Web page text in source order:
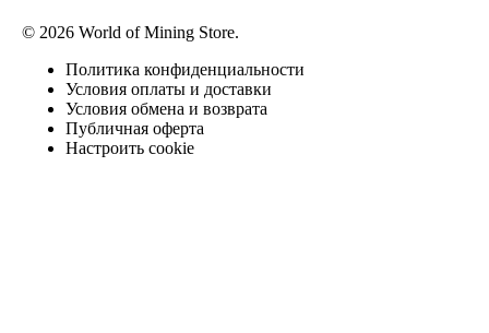
© 2026 World of Mining Store.
Политика конфиденциальности
Условия оплаты и доставки
Условия обмена и возврата
Публичная оферта
Настроить cookie